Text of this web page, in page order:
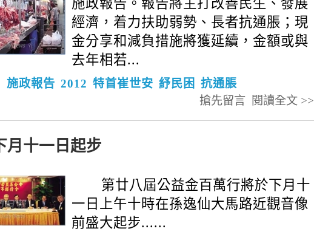
施政報告。報告將主打改善民生、發展
經濟，着力扶助弱勢、長者抗通脹；現
金分享和減負措施將獲延續，金額或與
去年相若...
施政報告 2012 特首崔世安 紓民困
抗通脹
閱讀全文 >>
搶先留言
月十一日起步
第廿八屆公益金百萬行將於下月十
一日上午十時在孫逸仙大馬路近觀音像
前盛大起步......